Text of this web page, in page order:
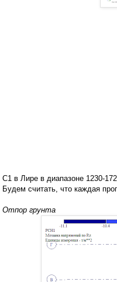
C1 в Лире в диапазоне 1230-
Будем считать, что каждая
Отпор грунта